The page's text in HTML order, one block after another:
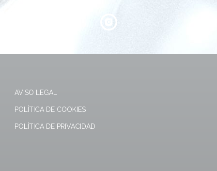
AVISO LEGAL
POLÍTICA DE COOKIES
POLÍTICA DE PRIVACIDAD